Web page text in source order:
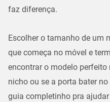
faz diferença.
Escolher o tamanho de um
que começa no móvel e
encontrar o modelo perfeito
nicho ou se a porta bater
guia completinho pra